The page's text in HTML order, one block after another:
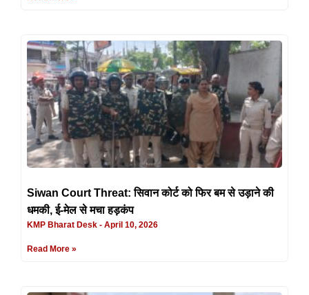
Siwan Court Threat: सिवान कोर्ट को फिर बम से उड़ाने की
धमकी, ई-मेल से मचा हड़कंप
KMP Bharat Desk April 10, 2026
Read More »